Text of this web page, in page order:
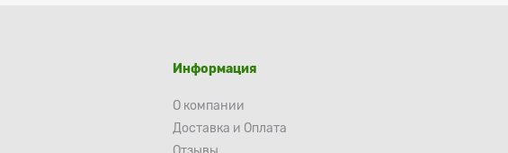
Информация
О компании
Доставка и Оплата